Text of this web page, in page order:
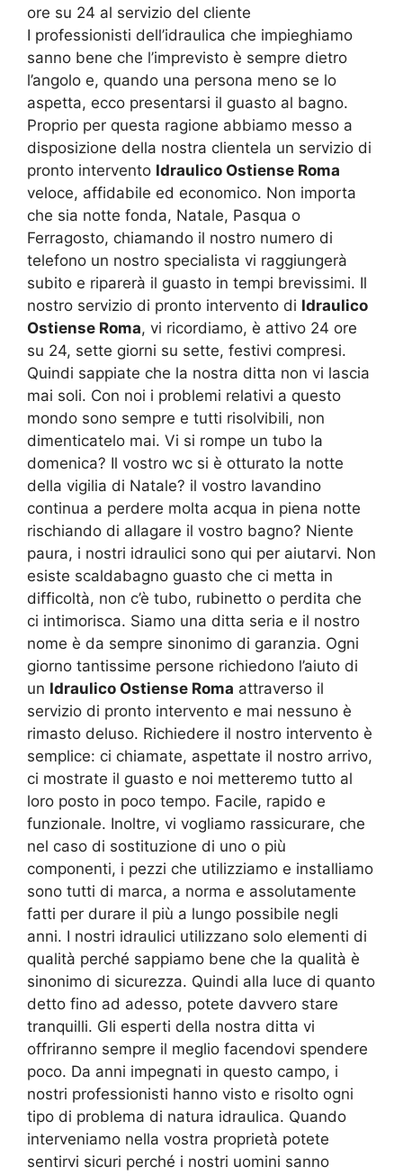
ore su 24 al servizio del cliente
I professionisti dell’idraulica che impieghiamo
sanno bene che l’imprevisto è sempre dietro
l’angolo e, quando una persona meno se lo
aspetta, ecco presentarsi il guasto al bagno.
Proprio per questa ragione abbiamo messo a
disposizione della nostra clientela un servizio di
pronto intervento Idraulico Ostiense Roma
veloce, affidabile ed economico. Non importa
che sia notte fonda, Natale, Pasqua o
Ferragosto, chiamando il nostro numero di
telefono un nostro specialista vi raggiungerà
subito e riparerà il guasto in tempi brevissimi. Il
nostro servizio di pronto intervento di Idraulico
Ostiense Roma, vi ricordiamo, è attivo 24 ore
su 24, sette giorni su sette, festivi compresi.
Quindi sappiate che la nostra ditta non vi lascia
mai soli. Con noi i problemi relativi a questo
mondo sono sempre e tutti risolvibili, non
dimenticatelo mai. Vi si rompe un tubo la
domenica? Il vostro wc si è otturato la notte
della vigilia di Natale? il vostro lavandino
continua a perdere molta acqua in piena notte
rischiando di allagare il vostro bagno? Niente
paura, i nostri idraulici sono qui per aiutarvi. Non
esiste scaldabagno guasto che ci metta in
difficoltà, non c’è tubo, rubinetto o perdita che
ci intimorisca. Siamo una ditta seria e il nostro
nome è da sempre sinonimo di garanzia. Ogni
giorno tantissime persone richiedono l’aiuto di
un Idraulico Ostiense Roma attraverso il
servizio di pronto intervento e mai nessuno è
rimasto deluso. Richiedere il nostro intervento è
semplice: ci chiamate, aspettate il nostro arrivo,
ci mostrate il guasto e noi metteremo tutto al
loro posto in poco tempo. Facile, rapido e
funzionale. Inoltre, vi vogliamo rassicurare, che
nel caso di sostituzione di uno o più
componenti, i pezzi che utilizziamo e installiamo
sono tutti di marca, a norma e assolutamente
fatti per durare il più a lungo possibile negli
anni. I nostri idraulici utilizzano solo elementi di
qualità perché sappiamo bene che la qualità è
sinonimo di sicurezza. Quindi alla luce di quanto
detto fino ad adesso, potete davvero stare
tranquilli. Gli esperti della nostra ditta vi
offriranno sempre il meglio facendovi spendere
poco. Da anni impegnati in questo campo, i
nostri professionisti hanno visto e risolto ogni
tipo di problema di natura idraulica. Quando
interveniamo nella vostra proprietà potete
sentirvi sicuri perché i nostri uomini sanno